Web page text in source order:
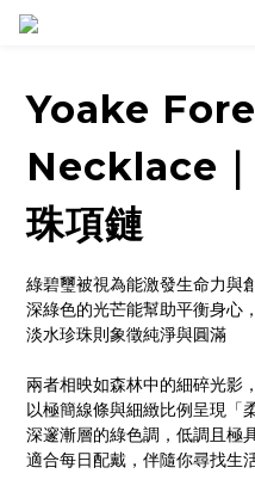
Yoake
Necklace
珠項鏈
綠碧璽被視為能激發生命力與
深綠色的光芒能幫助平衡身心
淡水珍珠則象徵純淨與圓滿
兩者相映如森林中的細碎光影
以極簡線條與細緻比例呈現「
深邃漸層的綠色調，低調且極
適合每日配戴，伴隨你尋找生